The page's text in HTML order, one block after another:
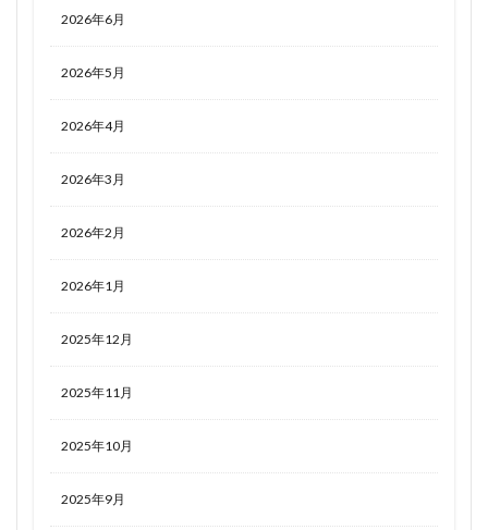
2026年6月
2026年5月
2026年4月
2026年3月
2026年2月
2026年1月
2025年12月
2025年11月
2025年10月
2025年9月